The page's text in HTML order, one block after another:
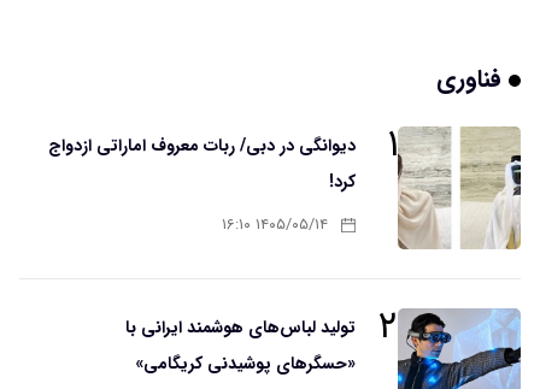
فناوری
۱
دیوانگی در دبی/ ربات معروف اماراتی ازدواج
کرد!
۱۴۰۵/۰۵/۱۴ ۱۶:۱۰
۲
تولید لباس‌های هوشمند ایرانی با
«حسگرهای پوشیدنی کریگامی»